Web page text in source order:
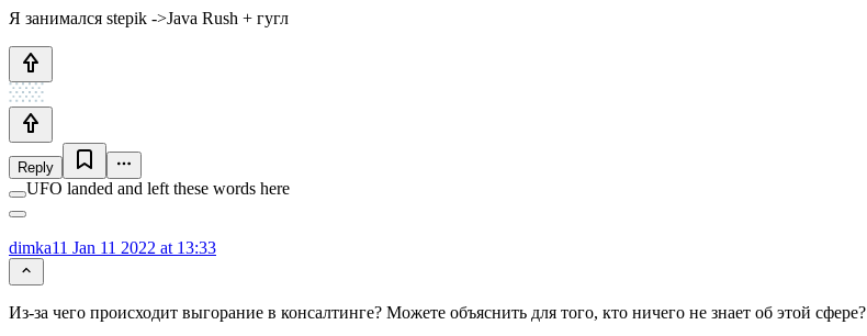
Я занимался stepik ->Java Rush + гугл
Reply
UFO landed and left these words here
dimka11 Jan 11 2022 at 13:33
Из-за чего происходит выгорание в консалтинге? Можете объяснить для того, кто ничего не знает об этой сфере?